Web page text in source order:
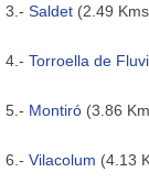
3.- Saldet (2.49
4.- Torroella de
5.- Montiró (3.86
6.- Vilacolum (4.13